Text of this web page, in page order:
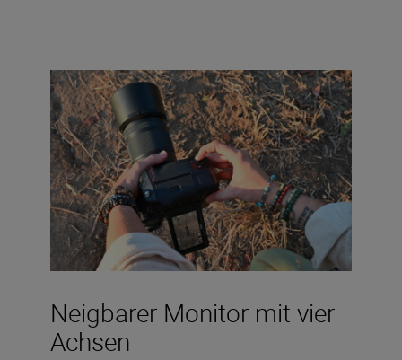
Neigbarer Monitor mit vier
Achsen